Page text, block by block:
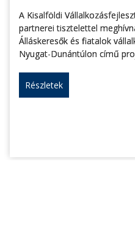
A Kisalföldi
partnerei tisztelettel
Álláskeresők és fiatalok
Nyugat-Dunántúlon című
Részletek